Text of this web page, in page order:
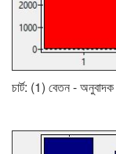
চার্ট: (1) বেতন -